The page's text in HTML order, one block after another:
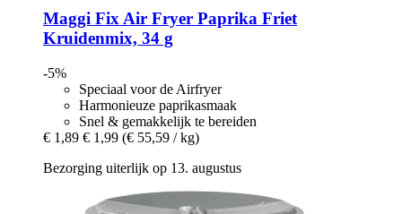
Maggi Fix Air Fryer Paprika Friet
Kruidenmix, 34 g
-5%
Speciaal voor de Airfryer
Harmonieuze paprikasmaak
Snel & gemakkelijk te bereiden
€ 1,89 € 1,99 (€ 55,59 / kg)
Bezorging uiterlijk op 13. augustus